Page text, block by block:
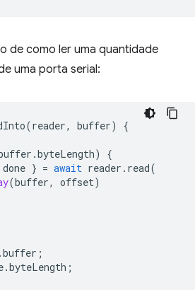
de como ler uma quantidade
uma porta serial:
(reader, buffer)
{
.byteLength)
{
done } = await reader . read(
(buffer, offset)
.buffer ;
.byteLength ;